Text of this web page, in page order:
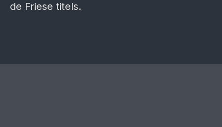
de Friese titels.